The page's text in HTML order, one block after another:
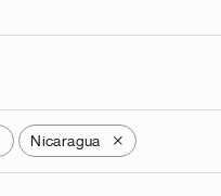
Nicaragua X